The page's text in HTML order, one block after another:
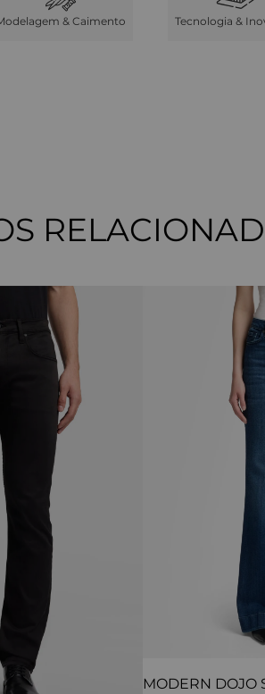
& Caimento Tecnologia &
MODERN DOJO